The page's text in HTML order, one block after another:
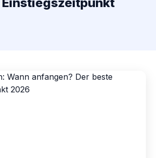
Einstiegszeitpunkt